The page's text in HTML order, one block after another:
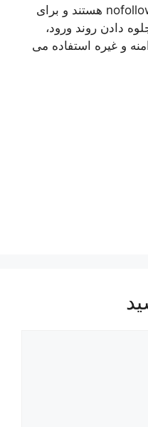
های پروفایل معمولا nofollow هستند و برای
دادن روند ورود،
و غیره استفاده می